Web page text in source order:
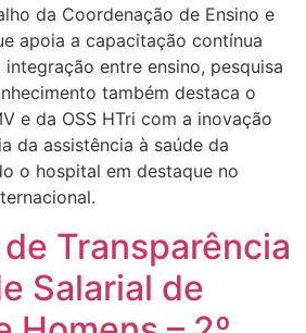
da Coordenação de Ensino e
apoia a capacitação contínua
entre ensino, pesquisa
também destaca o
e da OSS HTri com a inovação
da assistência à saúde da
o hospital em destaque no
Transparência
Salarial de